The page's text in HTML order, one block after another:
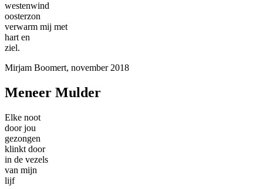
westenwind
oosterzon
verwarm mij met
hart en
ziel.
Mirjam Boomert, november 2018
Meneer Mulder
Elke noot
door jou
gezongen
klinkt door
in de vezels
van mijn
lijf